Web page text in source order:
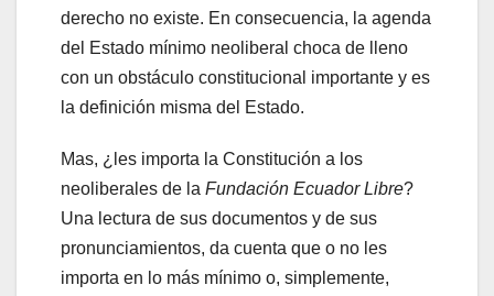
derecho no existe. En consecuencia, la agenda
del Estado mínimo neoliberal choca de lleno
con un obstáculo constitucional importante y es
la definición misma del Estado.
Mas, ¿les importa la Constitución a los
neoliberales de la Fundación Ecuador Libre?
Una lectura de sus documentos y de sus
pronunciamientos, da cuenta que o no les
importa en lo más mínimo o, simplemente,